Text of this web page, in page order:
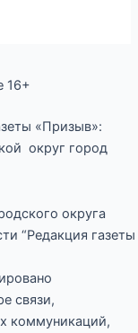
16+
«Призыв»:
округ город
округа
“Редакция газеты
связи,
коммуникаций,